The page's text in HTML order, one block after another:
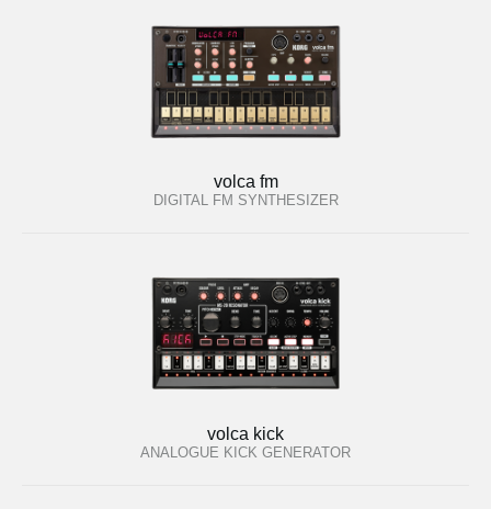
volca fm
DIGITAL FM SYNTHESIZER
volca kick
ANALOGUE KICK GENERATOR